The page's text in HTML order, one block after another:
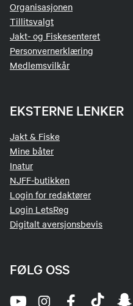
Organisasjonen
Tillitsvalgt
Jakt- og Fiskesenteret
Personvernerklæring
Medlemsvilkår
EKSTERNE LENKER
Jakt & Fiske
Mine båter
Inatur
NJFF-butikken
Login for redaktører
Login LetsReg
Digitalt aversjonsbevis
FØLG OSS